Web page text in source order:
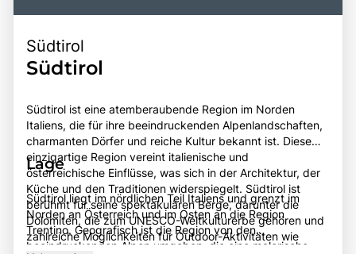
Südtirol
Südtirol
Südtirol ist eine atemberaubende Region im Norden
Italiens, die für ihre beeindruckenden Alpenlandschaften,
charmanten Dörfer und reiche Kultur bekannt ist. Diese
einzigartige Region vereint italienische und
österreichische Einflüsse, was sich in der Architektur, der
Küche und den Traditionen widerspiegelt. Südtirol ist
berühmt für seine spektakulären Berge, darunter die
Dolomiten, die zum UNESCO-Weltkulturerbe gehören und
zahlreiche Möglichkeiten für Outdoor-Aktivitäten wie
Lage
Südtirol liegt im nördlichen Teil Italiens und grenzt im
Norden an Österreich und im Osten an die Region
Trentino. Geografisch ist die Region von den
beeindruckenden Alpen umgeben, die eine malerische